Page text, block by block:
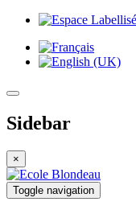
Sidebar
×
Toggle navigation